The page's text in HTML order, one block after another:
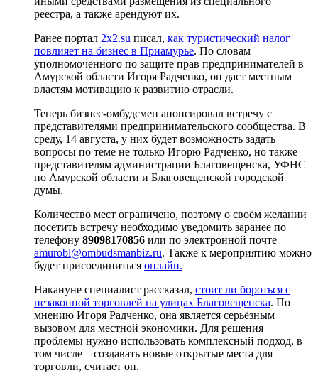
реестра, а также арендуют их.
Ранее портал 2x2.su писал, как туристический налог
повлияет на бизнес в Приамурье. По словам
уполномоченного по защите прав предпринимателей в
Амурской области Игоря Радченко, он даст местным
властям мотивацию к развитию отрасли.
Теперь бизнес-омбудсмен анонсировал встречу с
представителями предпринимательского сообщества. В
среду, 14 августа, у них будет возможность задать
вопросы по теме не только Игорю Радченко, но также
представителям администрации Благовещенска, УФНС
по Амурской области и Благовещенской городской
думы.
Количество мест ограничено, поэтому о своём желании
посетить встречу необходимо уведомить заранее по
телефону 89098170856 или по электронной почте
amurobl@ombudsmanbiz.ru. Также к мероприятию можно
будет присоединиться онлайн.
Накануне специалист рассказал, стоит ли бороться с
незаконной торговлей на улицах Благовещенска. По
мнению Игоря Радченко, она является серьёзным
вызовом для местной экономики. Для решения
проблемы нужно использовать комплексный подход, в
том числе – создавать новые открытые места для
торговли, считает он.